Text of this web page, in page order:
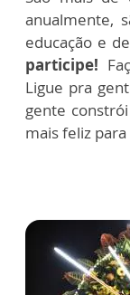
anualmente,
educação e
participe!
Ligue pra
gente
mais feliz